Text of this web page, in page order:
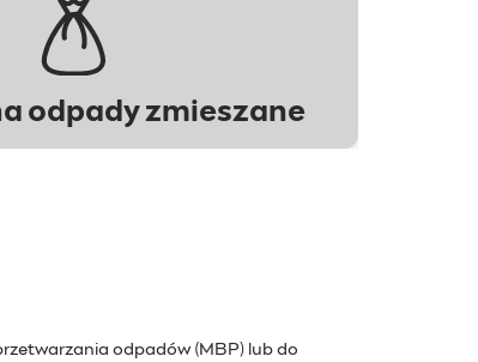
odpady zmieszane
odpadów (MBP) lub do